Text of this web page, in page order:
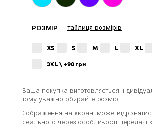
РОЗМІР таблиця розмірів
XS S M L XL
3XL \ +90 грн
Ваша покупка виготовляється
тому уважно обирайте розмір.
Зображення на екрані може
реального через особливості передачі